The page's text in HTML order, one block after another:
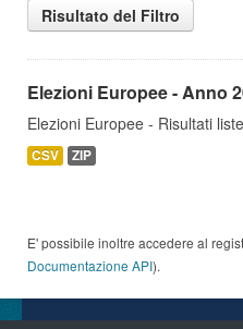
Risultato del Filtro
Elezioni Europee - Anno
Elezioni Europee - Risultati
CSV ZIP
E' possibile inoltre accedere al
Documentazione API).